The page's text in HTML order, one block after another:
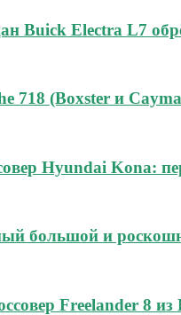
Buick Electra L7
718 (Boxster и
Hyundai Kona:
большой и
Freelander 8